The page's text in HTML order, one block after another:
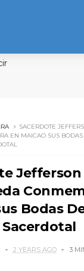
SACERDOTE
EN MAICAO SUS
Jefferson
Bodas
Sacerdotal
2 YEARS AGO 3